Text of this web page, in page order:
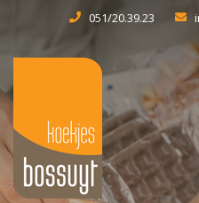
051/20.39.23